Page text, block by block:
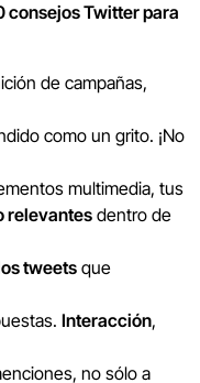
consejos Twitter para
de campañas,
como un grito. ¡No
multimedia, tus
relevantesdentro de
tweetsque
Interacción,
no sólo a